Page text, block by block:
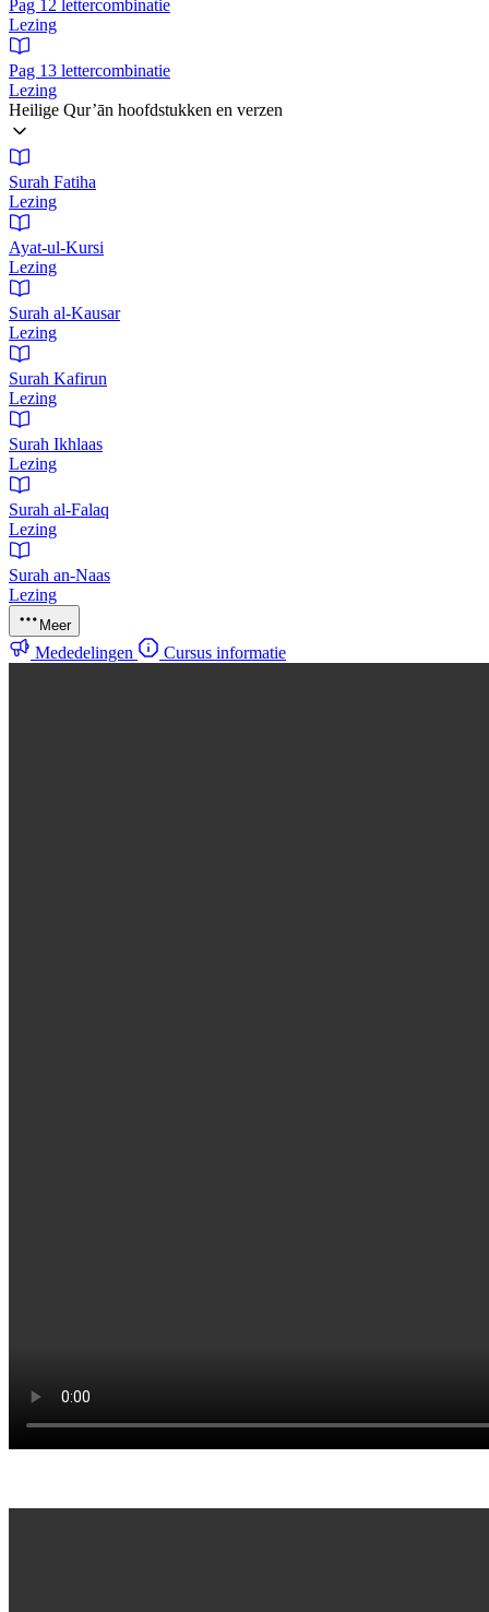
Pag 12 lettercombinatie
Lezing
Pag 13 lettercombinatie
Lezing
Heilige Qur’ān hoofdstukken en verzen
Surah Fatiha
Lezing
Ayat-ul-Kursi
Lezing
Surah al-Kausar
Lezing
Surah Kafirun
Lezing
Surah Ikhlaas
Lezing
Surah al-Falaq
Lezing
Surah an-Naas
Lezing
Meer
Mededelingen Cursus informatie